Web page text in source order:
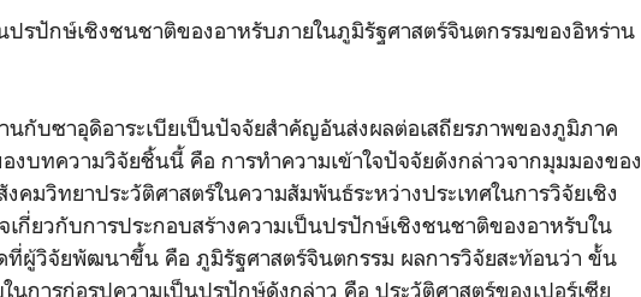
ปรปักษ์เชิงชนชาติของอาหรับภายในภูมิรัฐศาสตร์จินตกรรมของอิหร่าน
นกับซาอุดิอาระเบียเป็นปัจจัยสำคัญอันส่งผลต่อเสถียรภาพของภูมิภาค
งบทความวิจัยชิ้นนี้ คือ การทำความเข้าใจปัจจัยดังกล่าวจากมุมมองของ
คมวิทยาประวัติศาสตร์ในความสัมพันธ์ระหว่างประเทศในการวิจัยเชิง
จเกี่ยวกับการประกอบสร้างความเป็นปรปักษ์เชิงชนชาติของอาหรับใน
ที่ผู้วิจัยพัฒนาขึ้น คือ ภูมิรัฐศาสตร์จินตกรรม ผลการวิจัยสะท้อนว่า ขั้น
การก่อรูปความเป็นปรปักษ์ดังกล่าว คือ ประวัติศาสตร์ของเปอร์เซีย